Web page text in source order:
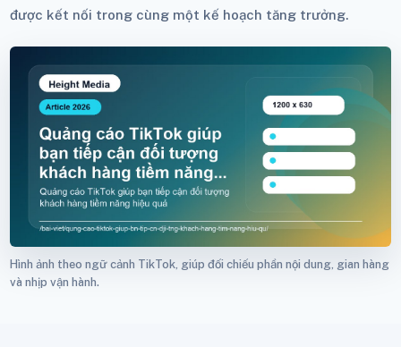
được kết nối trong cùng một kế hoạch tăng trưởng.
Hình ảnh theo ngữ cảnh TikTok, giúp đối chiếu phần nội dung, gian hàng
và nhịp vận hành.